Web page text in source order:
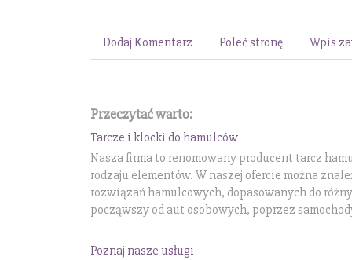
Dodaj Komentarz Poleć stronę Wpis
Przeczytać warto:
Tarcze i klocki do hamulców
Nasza firma to renomowany producent tarcz
rodzaju elementów. W naszej ofercie można
rozwiązań hamulcowych, dopasowanych do
począwszy od aut osobowych, poprzez
Poznaj nasze usługi